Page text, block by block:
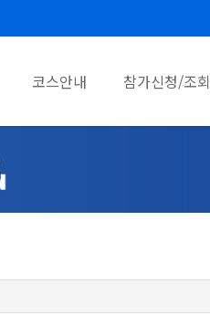
코스안내 참가신청/조회